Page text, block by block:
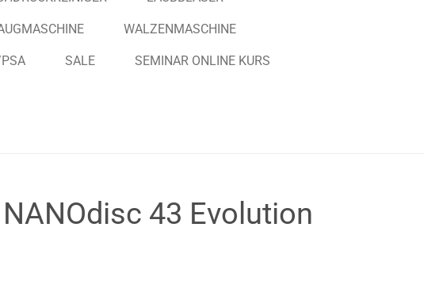
WALZENMASCHINE
SALE SEMINAR ONLINE KURS
43 Evolution